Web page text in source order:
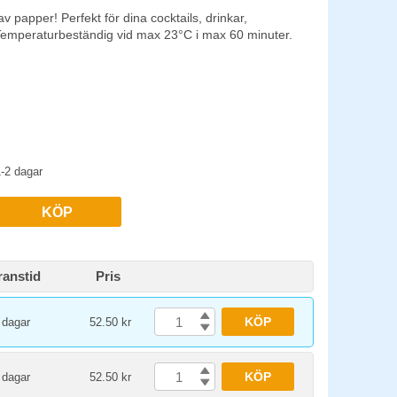
papper! Perfekt för dina cocktails, drinkar,
vid max 23°C i max 60 minuter.
2 dagar
KÖP
Pris
52.50 kr KÖP
52.50 kr KÖP